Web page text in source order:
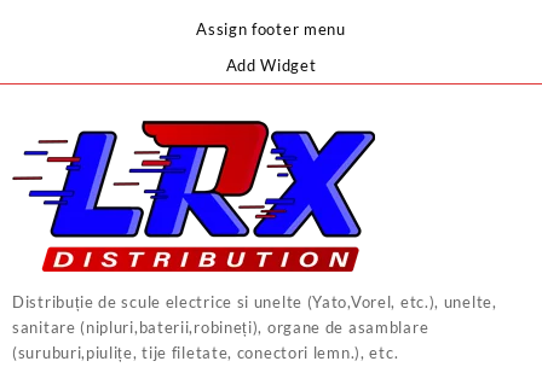
Assign footer menu
Add Widget
Distribuție de scule electrice si unelte (Yato,Vorel, etc.), unelte,
sanitare (nipluri,baterii,robineți), organe de asamblare
(suruburi,piulițe, tije filetate, conectori lemn.), etc.